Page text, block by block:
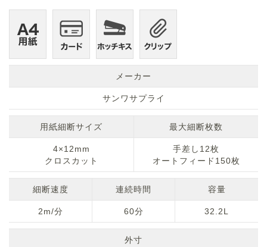
メーカー
サンワサプライ
用紙細断サイズ 最大細断枚数
4×12mm
クロスカット
手差し12枚
オートフィード150枚
細断速度 連続時間 容量
2m/分 60分 32.2L
外寸